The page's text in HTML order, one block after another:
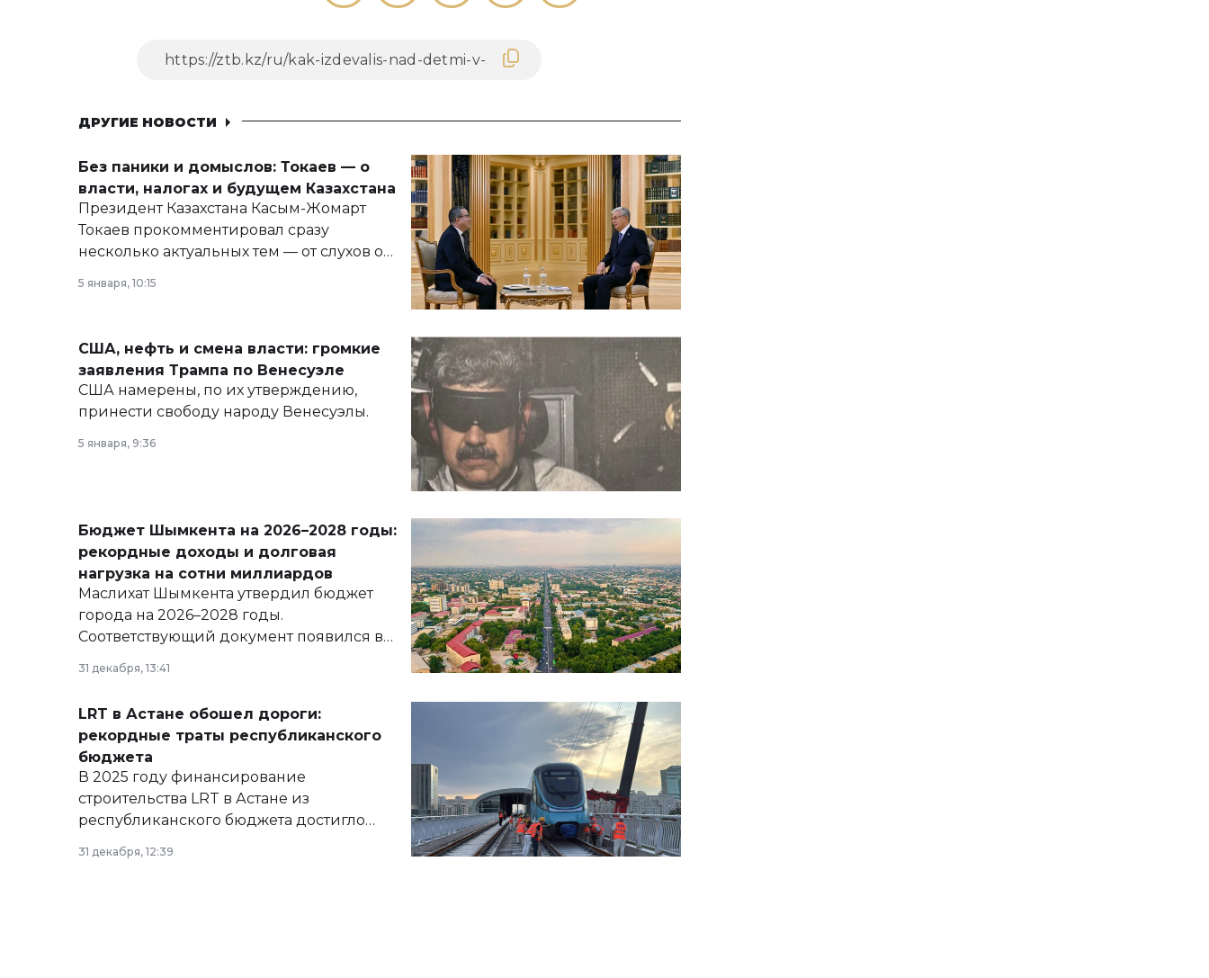
ДРУГИЕ НОВОСТИ
Без паники и домыслов: Токаев — о
власти, налогах и будущем Казахстана
Президент Казахстана Касым-Жомарт
Токаев прокомментировал сразу
несколько актуальных тем — от слухов о
армии, экономики и личного здоровья.
5 января, 10:15
США, нефть и смена власти: громкие
заявления Трампа по Венесуэле
США намерены, по их утверждению,
принести свободу народу Венесуэлы.
5 января, 9:36
Бюджет Шымкента на 2026–2028 годы:
рекордные доходы и долговая
нагрузка на сотни миллиардов
Маслихат Шымкента утвердил бюджет
города на 2026–2028 годы.
Соответствующий документ появился в
базе нормативных правовых актов и на
сайте маслихат города.
31 декабря, 13:41
LRT в Астане обошел дороги:
рекордные траты республиканского
бюджета
В 2025 году финансирование
строительства LRT в Астане из
республиканского бюджета достигло
рекордных объемов.
31 декабря, 12:39